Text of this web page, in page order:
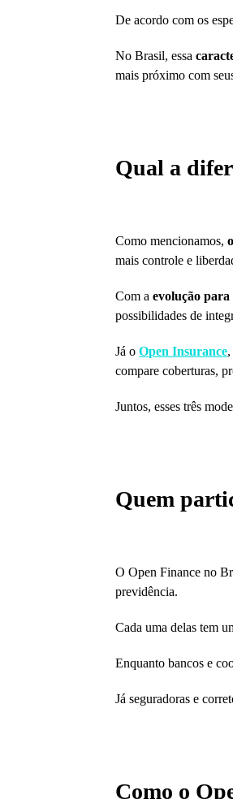
De acordo com os
No Brasil, essa
mais próximo com
Qual a
Como mencionamos,
mais controle e
Com a evolução
possibilidades de
Já oOpen Insurance
compare coberturas,
Juntos, esses três
Quem
O Open Finance no
previdência.
Cada uma delas tem
Enquanto bancos e
Já seguradoras e
Como o